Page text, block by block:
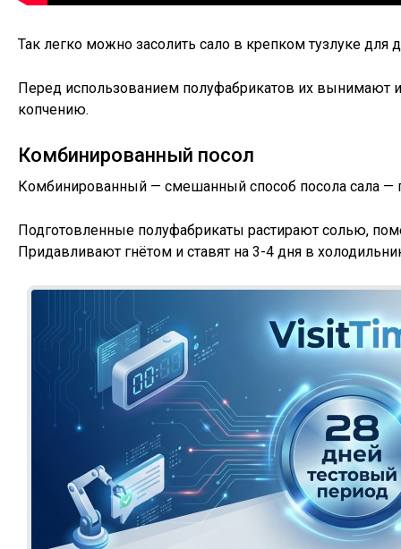
Так легко можно засолить сало в крепком тузлуке для
Перед использованием полуфабрикатов их вынимают
копчению.
Комбинированный посол
Комбинированный — смешанный способ посола сала —
Подготовленные полуфабрикаты растирают солью,
Придавливают гнётом и ставят на 3-4 дня в